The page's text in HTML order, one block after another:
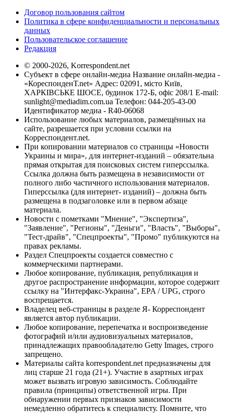
Договор пользования сайтом
Политика в сфере конфиденциальности и персональных
данных
Пользовательское соглашение
Редакция
© 2000-2026, Korrespondent.net
Субъект в сфере онлайн-медиа Название онлайн-медиа -
«КореспонденТ.net» Адрес: 02091, місто Київ,
ХАРКІВСЬКЕ ШОСЕ, будинок 172-Б, офіс 208/1 E-mail:
sunlight@mediadim.com.ua Телефон: 044-205-43-00
Идентификатор медиа - R40-06068
Использование любых материалов, размещённых на
сайте, разрешается при условии ссылки на
Корреспондент.net.
При копировании материалов со страницы «Новости
Украины и мира», для интернет-изданий – обязательна
прямая открытая для поисковых систем гиперссылка.
Ссылка должна быть размещена в независимости от
полного либо частичного использования материалов.
Гиперссылка (для интернет- изданий) – должна быть
размещена в подзаголовке или в первом абзаце
материала.
Новости с пометками "Мнение", "Экспертиза",
"Заявление", "Регионы", "Деньги", "Власть", "Выборы",
"Тест-драйв", "Спецпроекты", "Промо" публикуются на
правах рекламы.
Раздел Спецпроекты создается совместно с
коммерческими партнерами.
Любое копирование, публикация, републикация и
другое распространение информации, которое содержит
ссылку на "Интерфакс-Украина", EPA / UPG, строго
воспрещается.
Владелец веб-страницы в разделе Я- Корреспондент
является автор публикации.
Любое копирование, перепечатка и воспроизведение
фотографий и/или аудиовизуальных материалов,
принадлежащих правообладателю Getty Images, строго
запрещено.
Материалы сайта korrespondent.net предназначены для
лиц старше 21 года (21+). Участие в азартных играх
может вызвать игровую зависимость. Соблюдайте
правила (принципы) ответственной игры. При
обнаружении первых признаков зависимости
немедленно обратитесь к специалисту. Помните, что